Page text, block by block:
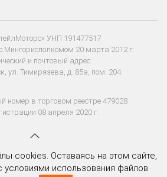
УНП 191477517
Мингорисполкомом 20 марта 2012 г.
и почтовый адрес:
ул. Тимирязева, д. 85а, пом. 204
номер в торговом реестре 479028
08 апреля 2020 г.
cookies. Оставаясь на этом сайте,
условиями использования файлов